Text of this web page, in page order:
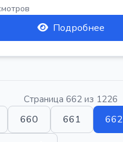
Подробнее
Страница 662 из 1226
660 661 662